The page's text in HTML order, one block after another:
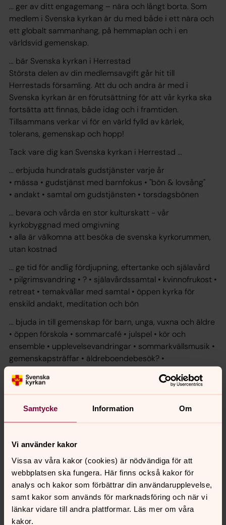
Samtycke Information Om
Vi använder kakor
Vissa av våra kakor (cookies) är nödvändiga för att
webbplatsen ska fungera. Här finns också kakor för
analys och kakor som förbättrar din användarupplevelse,
samt kakor som används för marknadsföring och när vi
länkar vidare till andra plattformar. Läs mer om våra
kakor.
... ger av ditt engagemang – nära och långt borta. Som
medlem i Svenska kyrkan är du med både i ett nära och
ett globalt sammanhang, på hemmaplan och i en
världsvid gemenskap.
... bär Svenska kyrkan i Herrestad
Största delen av din medlemsavgift går hit till
Herrestads församling. Att du och andra är med i
Svenska kyrkan är en förutsättning för att vår kyrka ska
fortsätta att finnas, både idag och i framtiden.
Tillsammans verkar vi för en värld fylld av kärlek,
tolerans, gemenskap och hopp!
Tack vare dig kan Svenska kyrkan i Herrestad ...
... erbjuda hundratals gudstjänster varje år
• mässa • gudstjänst med barnfokus • "bön & lovsång"
• andakt • samtal om gudstjänsten • torsdagsbönen
... bevara och vårda en stor kulturskatt - vår
kyrkobyggnad med omgivning
• alla är välkomna att besöka de svenska kyrkorummen,
utan kostnad
... ge tid för andlig fördjupning, eftertanke och själavård
• pilgrimsvandring • ? • själavårdssamtal • kvinnofrukost •
retreat • temakvällar med samtal • öppen kyrka för
enskild andakt, meditation och bön
... bjuda in till gemenskap för barn, unga, vuxna och äldre
• öppen förskola • sommarcafé • julspel • kör och
ensemble • upplevelsevandringar • sommarkvällsmusik •
gemenskapsträffar • äldreboendebesök? •
handarbetskrets • läger • internationellt engagemang •
föreläsningar • "så var det förr" • ? • ungdomskvällar • ? •
konfirmation
... finnas för människor i livets avgörande stunder
• dop • konfirmation • vigsel • begravning
... verka för mångfald och stötta människor i kris och
utsatthet
• diakoni • enskilda samtal• stöd till mission •
besöksgruppen • möten över religionsgränserna •
internationellt arbete • besöksverksamhet i hem •
nationell krisberedskap
... erbjuda musik för alla åldrar• körer för stora och små •